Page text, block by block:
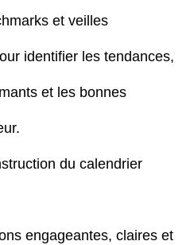
et veilles
identifier les tendances,
et les bonnes
du calendrier
engageantes, claires et